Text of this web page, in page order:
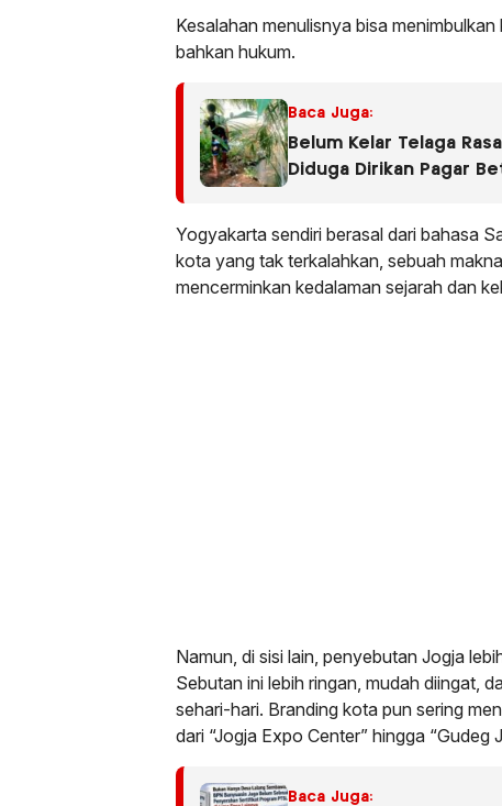
Kesalahan menulisnya bisa
bahkan hukum.
Baca Juga:
Belum Kelar Telaga
Diduga Dirikan Pagar
Yogyakarta sendiri berasal dari bahasa
kota yang tak terkalahkan, sebuah
mencerminkan kedalaman sejarah dan
Namun, di sisi lain, penyebutan Jogja
Sebutan ini lebih ringan, mudah diingat,
sehari-hari. Branding kota pun sering
dari “Jogja Expo Center” hingga “Gudeg
Baca Juga: